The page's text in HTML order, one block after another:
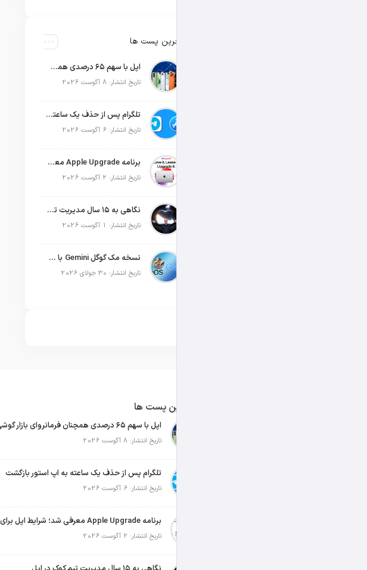
آخرین پست ها
اپل با سهم ۶۵ درصدی همچنان فرمانروای بازار گوشی‌های پریمیوم جهان است
تاریخ انتشار: 8 آگوست 2026
تلگرام پس از حذف یک ساعته به اپ استور بازگشت
تاریخ انتشار: 6 آگوست 2026
برنامه Apple Upgrade معرفی شد؛ شرایط اپل برای اجاره آیفون، آیپد، مک و اپل واچ
تاریخ انتشار: 2 آگوست 2026
نگاهی به ۱۵ سال مدیریت تیم کوک در اپل
تاریخ انتشار: 1 آگوست 2026
نسخه مک گوگل Gemini با قابلیت تحلیل صفحه و دستورات صوتی در به‌روزرسانی جدید
تاریخ انتشار: 30 جولای 2026
آخرین پست ها
تاریخ انتشار: 8 آگوست 2026
تلگرام پس از حذف یک ساعته به اپ استور بازگشت
تاریخ انتشار: 6 آگوست 2026
تاریخ انتشار: 2 آگوست 2026